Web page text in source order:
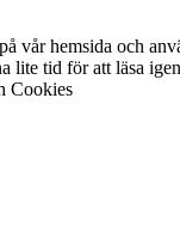
vår hemsida och
lite tid för att läsa
Cookies